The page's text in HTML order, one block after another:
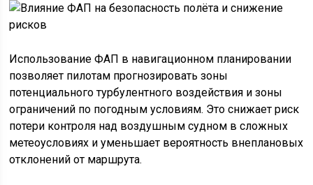
Использование ФАП в навигационном планировании
позволяет пилотам прогнозировать зоны
потенциального турбулентного воздействия и зоны
ограничений по погодным условиям. Это снижает риск
потери контроля над воздушным судном в сложных
метеоусловиях и уменьшает вероятность внеплановых
отклонений от маршрута.